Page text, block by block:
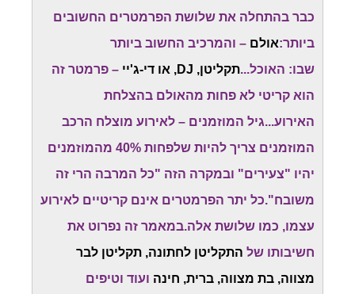
כבר בהתחלה את שלושת הפרמטרים החשובים
ביותר:אולם – והמרכיב החשוב ביותר
שבו: האוכל...תקליטן, DJ, או די-ג'יי
– פרמטר זה
הוא קריטי לא פחות מהאולם בהצלחת
האירוע...גיל המוזמנים – לאירוע מוצלח הרכב
המוזמנים צריך להיות שלפחות 40% מהמוזמנים
יהיו "צעירים" ובמקרה הזה "כל המרבה הרי זה
משובח".כל יתר הפרמטרים אינם קריטיים לאירוע
עצמו, כמו שלושת אלה.במאמר זה נפרוט את
חשיבותו של התקליטן לחתונה, תקליטן לבר
מצווה, בת מצווה, ברית, חינה ועוד וטיפים